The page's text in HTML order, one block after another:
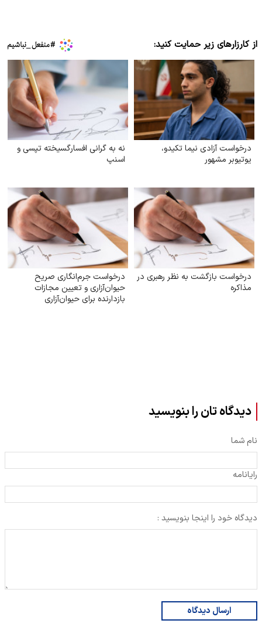
از کارزارهای زیر حمایت کنید:
درخواست آزادی نیما تکیدو،
یوتیوبر مشهور
نه به گرانی افسارگسیخته تپسی و
اسنپ
درخواست بازگشت به نظر رهبری در
مذاکره
درخواست جرم‌انگاری صریح
حیوان‌آزاری و تعیین مجازات
بازدارنده برای حیوان‌آزاری
دیدگاه تان را بنویسید
نام شما
رایانامه
دیدگاه خود را اینجا بنویسید :
ارسال دیدگاه